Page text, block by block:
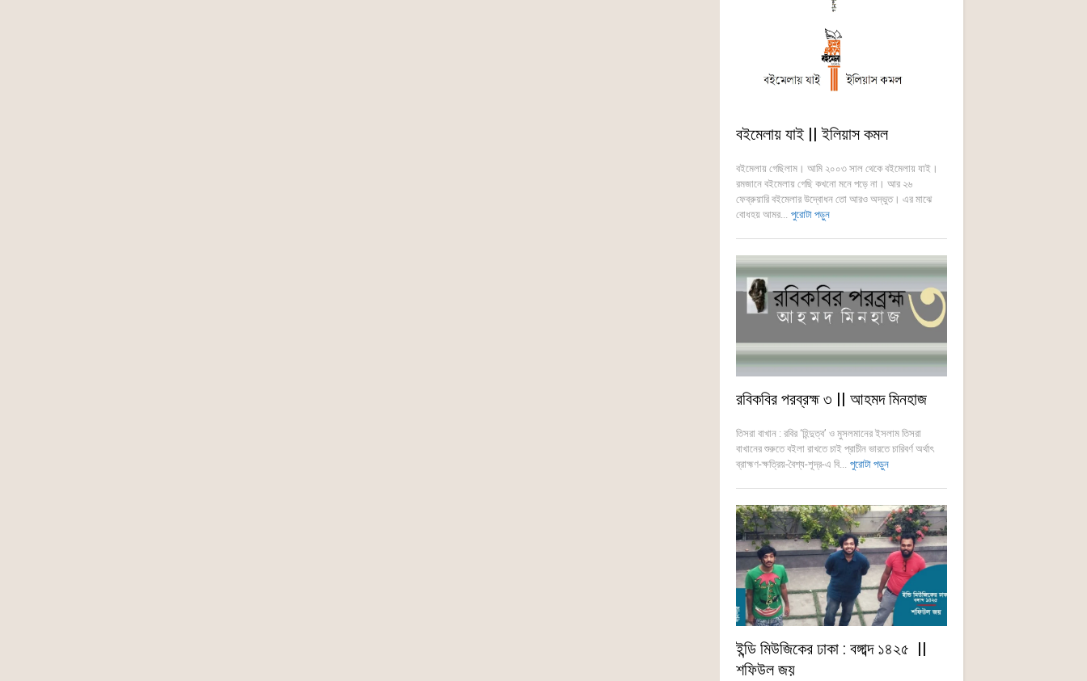
বইমেলায় যাই || ইলিয়াস কমল
বইমেলায় গেছিলাম। আমি ২০০৩ সাল থেকে বইমেলায় যাই।
রমজানে বইমেলায় গেছি কখনো মনে পড়ে না। আর ২৬
ফেব্রুয়ারি বইমেলার উদ্বোধন তো আরও অদ্ভুত। এর মাঝে
বোধহয় আমর... পুরোটা পড়ুন
রবিকবির পরব্রহ্ম ৩ || আহমদ মিনহাজ
তিসরা বাখান : রবির ‘হিন্দুত্ব’ ও মুসলমানের ইসলাম তিসরা
বাখানের শুরুতে বইলা রাখতে চাই প্রাচীন ভারতে চারিবর্ণ অর্থাৎ
ব্রাহ্মণ-ক্ষত্রিয়-বৈশ্য-শূদ্র-এ বি... পুরোটা পড়ুন
ইন্ডি মিউজিকের ঢাকা : বঙ্গাব্দ ১৪২৫ ||
শফিউল জয়